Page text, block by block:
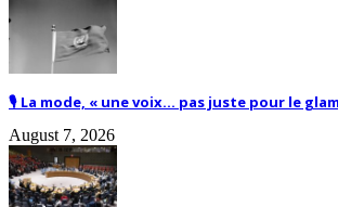
🎙️ La mode, « une voix… pas juste pour le
August 7, 2026